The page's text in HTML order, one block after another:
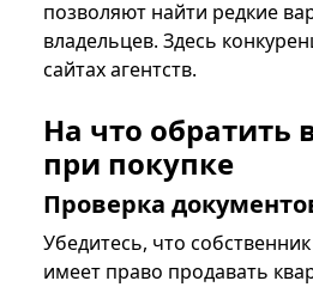
позволяют найти редкие
владельцев. Здесь
сайтах агентств.
На что обратить
при покупке
Проверка
Убедитесь, что
имеет право продавать